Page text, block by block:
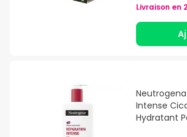
Livraison en
Intense
Hydratant